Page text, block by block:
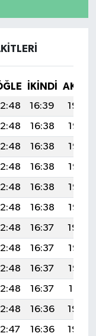
İKINDI
16:39
19:59
16:38
19:58
16:38
19:58
16:38
19:57
16:38
19:56
16:38
19:55
16:37
19:54
16:37
19:53
16:37
19:52
16:37
19:51
16:36
19:50
16:36
19:49